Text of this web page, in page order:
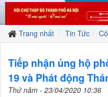
Trang nhất Tin Tức
Tiếp nhận ủng hộ
19 và Phát động
Thứ năm - 23/04/2020 10:36